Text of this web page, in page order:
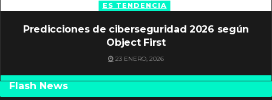
ES TENDENCIA
Predicciones de ciberseguridad 2026 según
Object First
23 ENERO, 2026
Flash News